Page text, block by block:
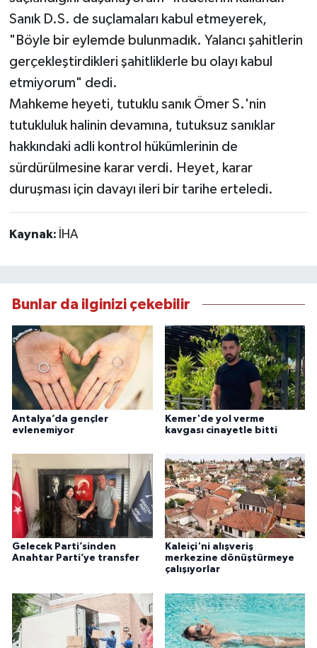
Sanık D.S. de suçlamaları kabul etmeyerek,
"Böyle bir eylemde bulunmadık. Yalancı şahitlerin
gerçekleştirdikleri şahitliklerle bu olayı kabul
etmiyorum" dedi.
Mahkeme heyeti, tutuklu sanık Ömer S.'nin
tutukluluk halinin devamına, tutuksuz sanıklar
hakkındaki adli kontrol hükümlerinin de
sürdürülmesine karar verdi. Heyet, karar
duruşması için davayı ileri bir tarihe erteledi.
Kaynak: İHA
Bunlar da ilginizi çekebilir
Antalya’da gençler
evlenemiyor
Kemer'de yol verme
kavgası cinayetle bitti
Gelecek Parti’sinden
Anahtar Parti’ye transfer
Kaleiçi'ni alışveriş
merkezine dönüştürmeye
çalışıyorlar